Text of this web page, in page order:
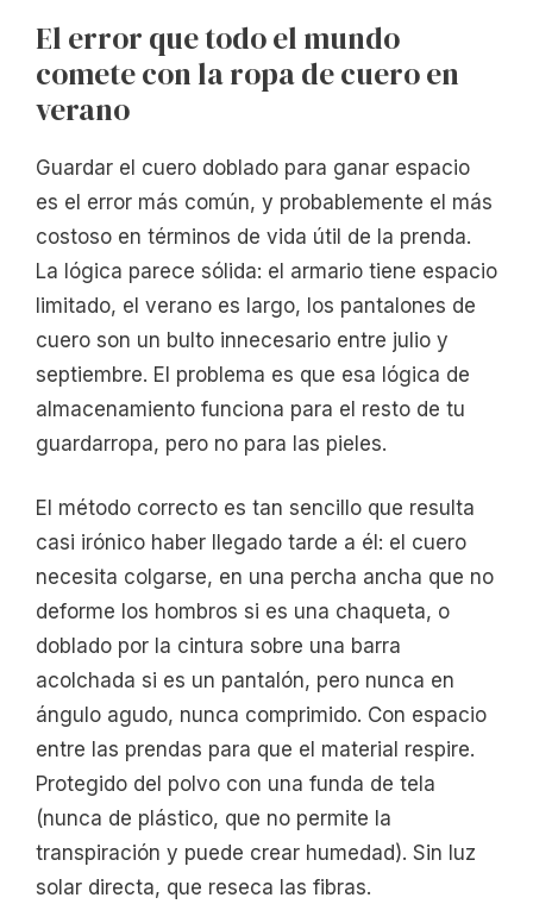
El error que todo el mundo
comete con la ropa de cuero en
verano
Guardar el cuero doblado para ganar espacio
es el error más común, y probablemente el más
costoso en términos de vida útil de la prenda.
La lógica parece sólida: el armario tiene espacio
limitado, el verano es largo, los pantalones de
cuero son un bulto innecesario entre julio y
septiembre. El problema es que esa lógica de
almacenamiento funciona para el resto de tu
guardarropa, pero no para las pieles.
El método correcto es tan sencillo que resulta
casi irónico haber llegado tarde a él: el cuero
necesita colgarse, en una percha ancha que no
deforme los hombros si es una chaqueta, o
doblado por la cintura sobre una barra
acolchada si es un pantalón, pero nunca en
ángulo agudo, nunca comprimido. Con espacio
entre las prendas para que el material respire.
Protegido del polvo con una funda de tela
(nunca de plástico, que no permite la
transpiración y puede crear humedad). Sin luz
solar directa, que reseca las fibras.